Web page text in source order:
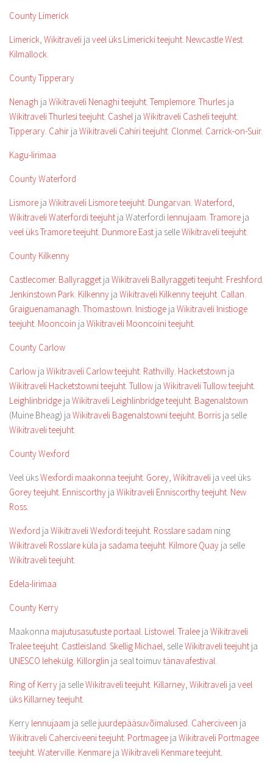
County Limerick
Limerick, Wikitraveli ja veel üks Limericki teejuht. Newcastle West.
Kilmallock.
County Tipperary
Nenagh ja Wikitraveli Nenaghi teejuht. Templemore. Thurles ja
Wikitraveli Thurlesi teejuht. Cashel ja Wikitraveli Casheli teejuht.
Tipperary. Cahir ja Wikitraveli Cahiri teejuht. Clonmel. Carrick-on-Suir.
Kagu-Iirimaa
County Waterford
Lismore ja Wikitraveli Lismore teejuht. Dungarvan. Waterford,
Wikitraveli Waterfordi teejuht ja Waterfordi lennujaam. Tramore ja
veel üks Tramore teejuht. Dunmore East ja selleWikitraveli teejuht.
County Kilkenny
Castlecomer. Ballyragget ja Wikitraveli Ballyraggeti teejuht. Freshford.
Jenkinstown Park. Kilkenny ja Wikitraveli Kilkenny teejuht. Callan.
Graiguenamanagh. Thomastown. Inistioge ja Wikitraveli Inistioge
teejuht. Mooncoin ja Wikitraveli Mooncoini teejuht.
County Carlow
Carlow ja Wikitraveli Carlow teejuht. Rathvilly. Hacketstown ja
Wikitraveli Hacketstowni teejuht. Tullow ja Wikitraveli Tullow teejuht.
Leighlinbridge ja Wikitraveli Leighlinbridge teejuht. Bagenalstown
(Muine Bheag) ja Wikitraveli Bagenalstowni teejuht. Borris ja selle
Wikitraveli teejuht.
County Wexford
Veel üksWexfordi maakonna teejuht. Gorey, Wikitraveli ja veel üks
Gorey teejuht. Enniscorthy ja Wikitraveli Enniscorthy teejuht. New
Ross.
Wexford ja Wikitraveli Wexfordi teejuht. Rosslare sadam ning
Wikitraveli Rosslare küla ja sadama teejuht. Kilmore Quay ja selle
Wikitraveli teejuht.
Edela-Iirimaa
County Kerry
Maakonna majutusasutuste portaal. Listowel. Tralee ja Wikitraveli
Tralee teejuht. Castleisland. Skellig Michael, selleWikitraveli teejuht ja
UNESCO lehekülg. Killorglin ja seal toimuvtänavafestival.
Ring of Kerry ja selleWikitraveli teejuht. Killarney, Wikitraveli ja veel
üks Killarney teejuht.
Kerry lennujaam ja selle juurdepääsuvõimalused. Caherciveen ja
Wikitraveli Caherciveeni teejuht. Portmagee ja Wikitraveli Portmagee
teejuht. Waterville. Kenmare ja Wikitraveli Kenmare teejuht.